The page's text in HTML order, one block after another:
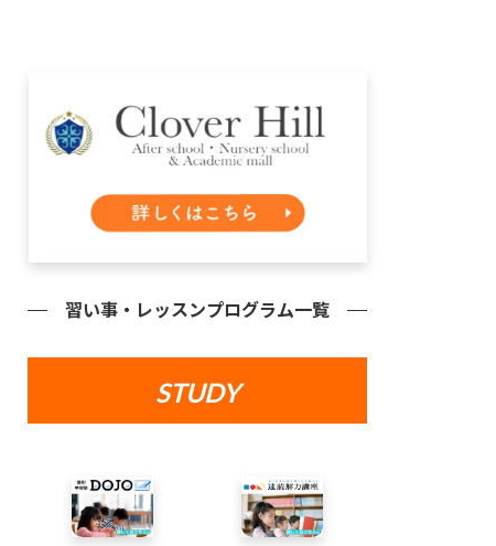
習い事・レッスンプログラム一覧
STUDY